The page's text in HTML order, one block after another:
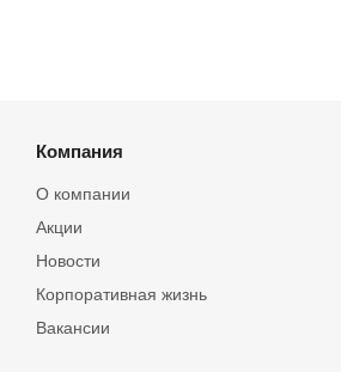
Компания
О компании
Акции
Новости
Корпоративная жизнь
Вакансии